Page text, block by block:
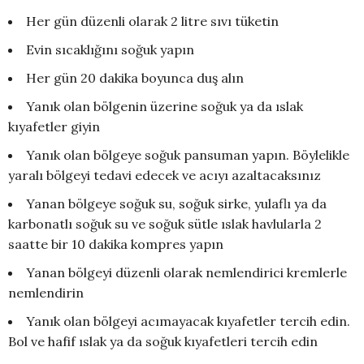
Her gün düzenli olarak 2 litre sıvı tüketin
Evin sıcaklığını soğuk yapın
Her gün 20 dakika boyunca duş alın
Yanık olan bölgenin üzerine soğuk ya da ıslak
kıyafetler giyin
Yanık olan bölgeye soğuk pansuman yapın. Böylelikle
yaralı bölgeyi tedavi edecek ve acıyı azaltacaksınız
Yanan bölgeye soğuk su, soğuk sirke, yulaflı ya da
karbonatlı soğuk su ve soğuk sütle ıslak havlularla 2
saatte bir 10 dakika kompres yapın
Yanan bölgeyi düzenli olarak nemlendirici kremlerle
nemlendirin
Yanık olan bölgeyi acımayacak kıyafetler tercih edin.
Bol ve hafif ıslak ya da soğuk kıyafetleri tercih edin